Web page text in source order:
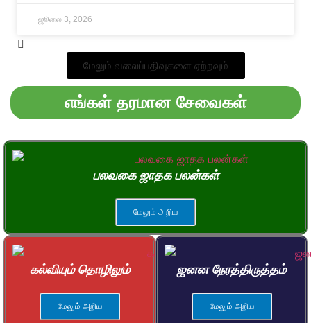
ஜூலை 3, 2026
மேலும் வலைப்பதிவுகளை ஏற்றவும்
எங்கள் தரமான சேவைகள்
பலவகை ஜாதக பலன்கள்
மேலும் அறிய
கல்வியும் தொழிலும்
மேலும் அறிய
ஜனன நேரத்திருத்தம்
மேலும் அறிய